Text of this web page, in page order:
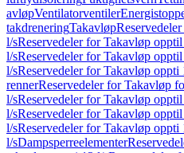
avløpVentilatorventiler
takdreneringTakavløp
l/sReservedeler for Takavløp
l/sReservedeler for Takavløp
l/sReservedeler for Takavløp oppti
rennerReservedeler for Takavløp
l/sReservedeler for Takavløp
l/sReservedeler for Takavløp
l/sReservedeler for Takavløp oppti
l/sDampsperreelementer